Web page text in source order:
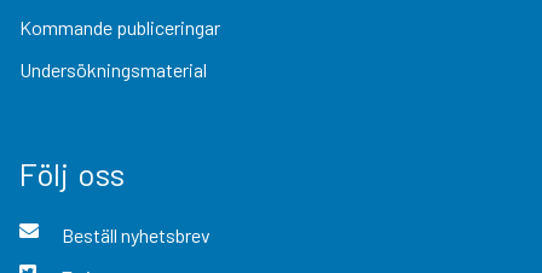
Kommande publiceringar
Undersökningsmaterial
Följ oss
Beställ nyhetsbrev